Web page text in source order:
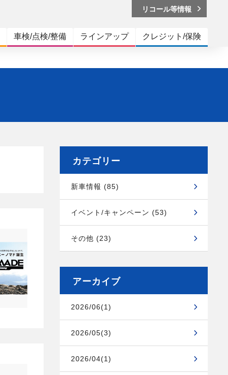
車検/点検/整備 ラインアップ クレジット/保険
リコール等情報
カテゴリー
新車情報 (85)
イベント/キャンペーン (53)
その他 (23)
アーカイブ
2026/06(1)
2026/05(3)
2026/04(1)